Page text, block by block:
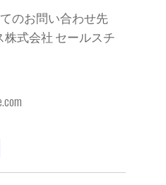
のお問い合わせ先
式会社 セールスチ
共
有